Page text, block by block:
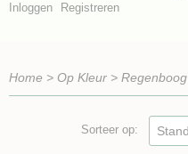
Inloggen Registreren
Home > Op Kleur > Regenboog
Sorteer op: